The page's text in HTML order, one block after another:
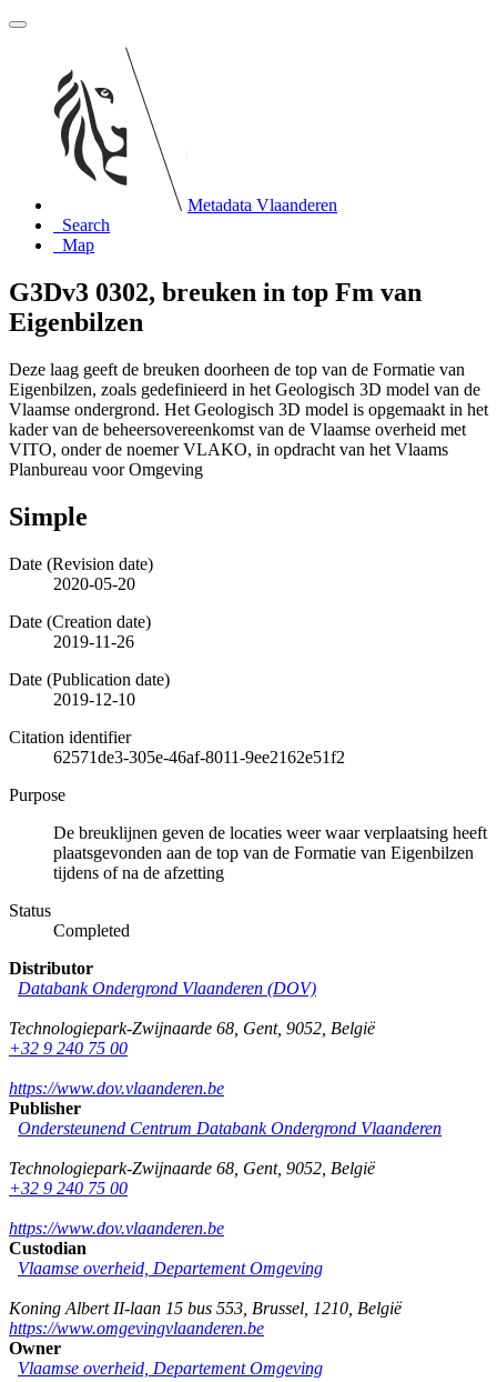
Metadata Vlaanderen
Search
Map
G3Dv3 0302, breuken in top Fm van
Eigenbilzen
Deze laag geeft de breuken doorheen de top van de Formatie van
Eigenbilzen, zoals gedefinieerd in het Geologisch 3D model van de
Vlaamse ondergrond. Het Geologisch 3D model is opgemaakt in het
kader van de beheersovereenkomst van de Vlaamse overheid met
VITO, onder de noemer VLAKO, in opdracht van het Vlaams
Planbureau voor Omgeving
Simple
Date (Revision date)
2020-05-20
Date (Creation date)
2019-11-26
Date (Publication date)
2019-12-10
Citation identifier
62571de3-305e-46af-8011-9ee2162e51f2
Purpose
De breuklijnen geven de locaties weer waar verplaatsing heeft
plaatsgevonden aan de top van de Formatie van Eigenbilzen
tijdens of na de afzetting
Status
Completed
Distributor
Databank Ondergrond Vlaanderen (DOV)
Technologiepark-Zwijnaarde 68 Gent, 9052 België
+32 9 240 75 00
https://www.dov.vlaanderen.be
Publisher
Ondersteunend Centrum Databank Ondergrond Vlaanderen
Technologiepark-Zwijnaarde 68 Gent, 9052 België
+32 9 240 75 00
https://www.dov.vlaanderen.be
Custodian
Vlaamse overheid, Departement Omgeving
Koning Albert II-laan 15 bus 553 Brussel 1210 België
https://www.omgevingvlaanderen.be
Owner
Vlaamse overheid, Departement Omgeving